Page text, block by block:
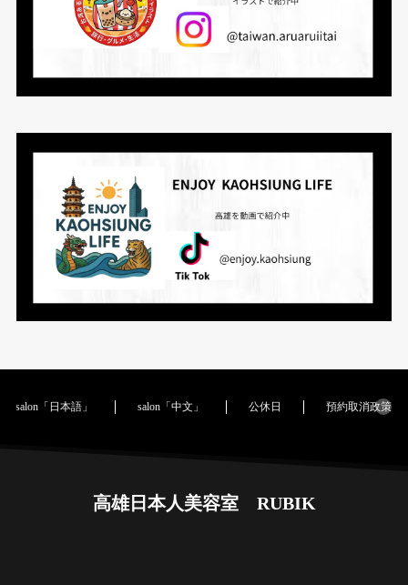
salon「日本語」 salon「中文」 公休日 預約取消政策｜
高雄日本人美容室 RUBIK